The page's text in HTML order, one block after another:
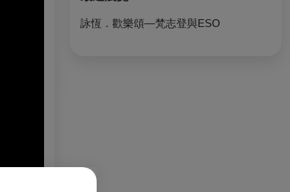
詠恆．歡樂頌—梵志登與ESO